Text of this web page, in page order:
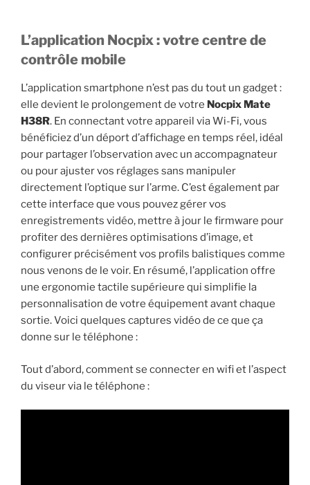
L’application Nocpix : votre centre de
contrôle mobile
L’application smartphone n’est pas du tout un gadget :
elle devient le prolongement de votre Nocpix Mate
H38R. En connectant votre appareil via Wi-Fi, vous
bénéficiez d’un déport d’affichage en temps réel, idéal
pour partager l’observation avec un accompagnateur
ou pour ajuster vos réglages sans manipuler
directement l’optique sur l’arme. C’est également par
cette interface que vous pouvez gérer vos
enregistrements vidéo, mettre à jour le firmware pour
profiter des dernières optimisations d’image, et
configurer précisément vos profils balistiques comme
nous venons de le voir. En résumé, l’application offre
une ergonomie tactile supérieure qui simplifie la
personnalisation de votre équipement avant chaque
sortie. Voici quelques captures vidéo de ce que ça
donne sur le téléphone :
Tout d’abord, comment se connecter en wifi et l’aspect
du viseur via le téléphone :